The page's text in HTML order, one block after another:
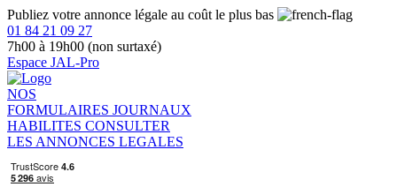
Publiez votre annonce légale au coût le plus bas
01 84 21 09 27
7h00 à 19h00 (non surtaxé)
Espace JAL-Pro
NOS
FORMULAIRES JOURNAUX
HABILITES CONSULTER
LES ANNONCES LEGALES